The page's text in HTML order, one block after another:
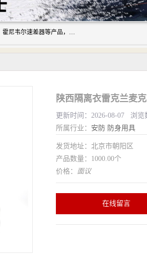
北京中创汇安科贸有限公司专业生产救援三脚架、天鹰4X气体检测仪、梅思安空气呼吸器、霍尼韦尔速差器等产品，品质保障，价格合理，欢迎在线致电咨询。
陕西隔离衣雷克兰麦
更新时间：2026-08-07 浏览
所属行业： 安防 防身用具
发货地址：北京市朝阳区
产品数量：1000.00个
价格： 面议
在线留言